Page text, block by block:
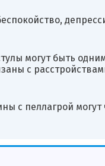
могут быть
с
с пеллагрой могут